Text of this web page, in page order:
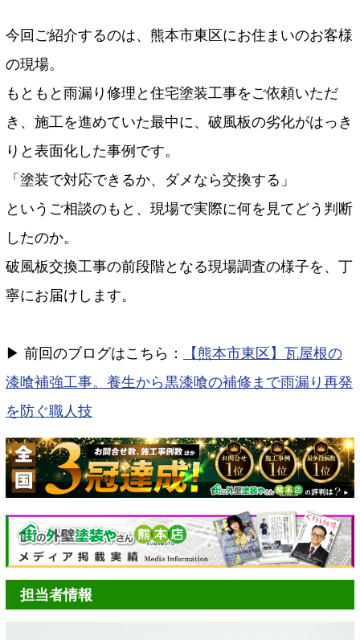
今回ご紹介するのは、熊本市東区にお住まいのお客様
の現場。
もともと雨漏り修理と住宅塗装工事をご依頼いただ
き、施工を進めていた最中に、破風板の劣化がはっき
りと表面化した事例です。
「塗装で対応できるか、ダメなら交換する」
というご相談のもと、現場で実際に何を見てどう判断
したのか。
破風板交換工事の前段階となる現場調査の様子を、丁
寧にお届けします。
▶ 前回のブログはこちら：
【熊本市東区】瓦屋根の
漆喰補強工事。養生から黒漆喰の補修まで雨漏り再発
を防ぐ職人技
担当者情報